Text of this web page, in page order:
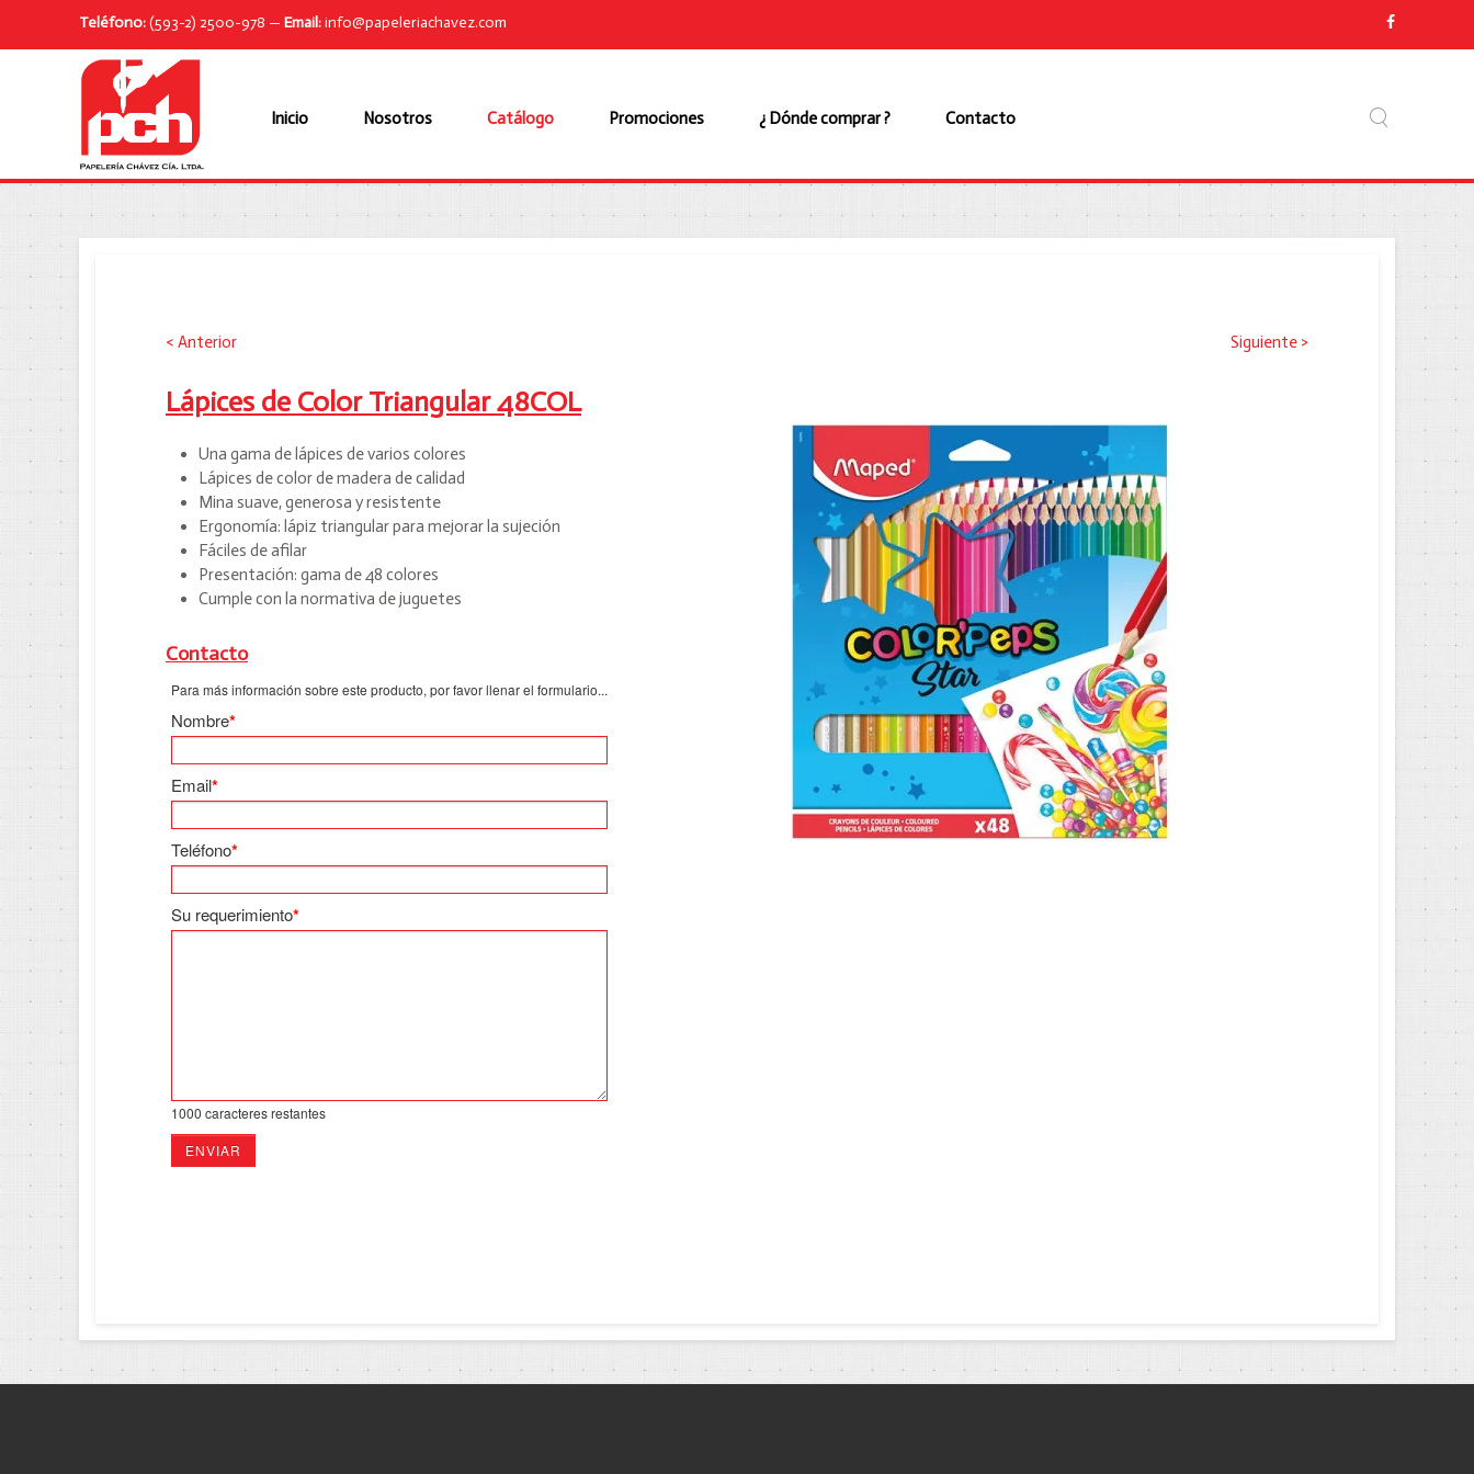
Teléfono:(593-2) 2500-978 — Email:info@papeleriachavez.com
Inicio Nosotros Catálogo Promociones ¿ Dónde comprar ? Contacto
< Anterior Siguiente >
Lápices de Color Triangular 48COL
Una gama de lápices de varios colores
Lápices de color de madera de calidad
Mina suave, generosa y resistente
Ergonomía: lápiz triangular para mejorar la sujeción
Fáciles de afilar
Presentación: gama de 48 colores
Cumple con la normativa de juguetes
Contacto
Para más información sobre este producto, por favor llenar el formulario...
Nombre*
Email*
Teléfono*
Su requerimiento*
1000 caracteres restantes
ENVIAR